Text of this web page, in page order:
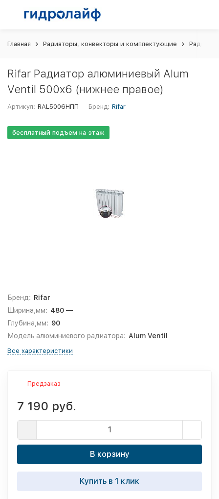
Главная Радиаторы, конвекторы и комплектующие
Rifar Радиатор алюминиевый Alum
Ventil 500x6 (нижнее правое)
Артикул: RAL5006НПП Бренд: Rifar
бесплатный подъем на этаж
Бренд: Rifar
Ширина,мм: 480 —
Глубина,мм: 90
Модель алюминиевого радиатора: Alum Ventil
Все характеристики
Предзаказ
7 190 руб.
В корзину
Купить в 1 клик